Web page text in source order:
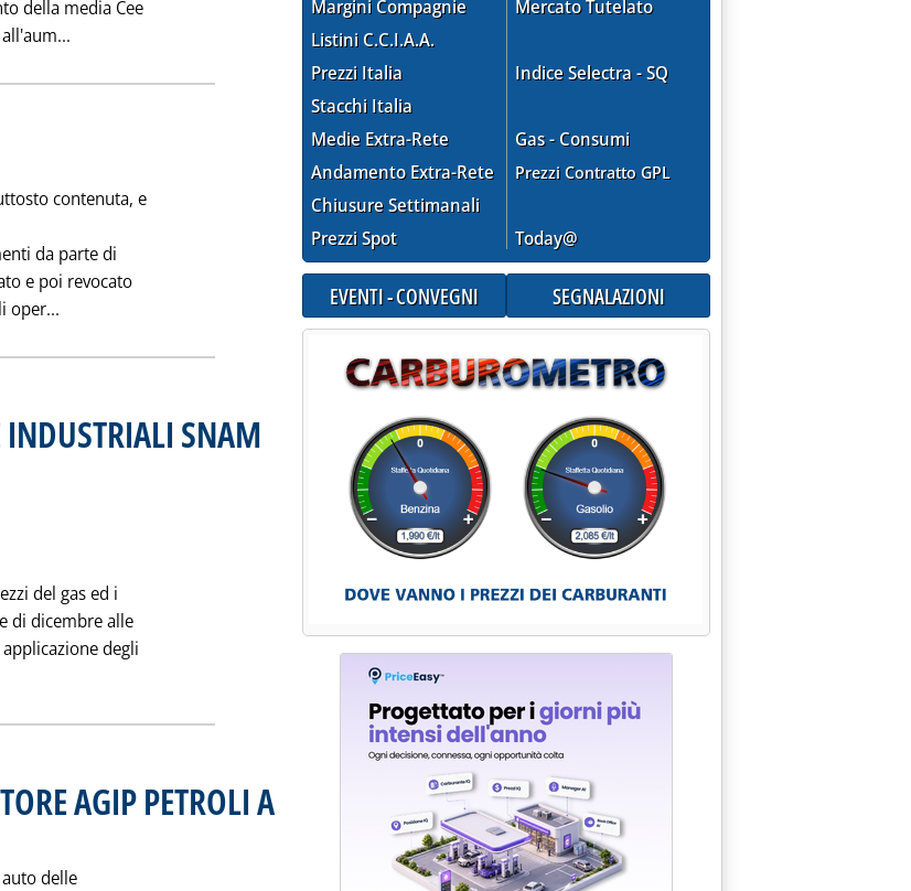
della media Cee
Leggi tutta la notizia: 'ANCORA IN AUMENTO LE MEDIE CEE - DI NUOVO POSITIVO STACCO SU GASOLIO
contenuta, e
da parte di
e poi revocato
oper... Leggi tutta la notizia: 'MERCATO INTERNO 30/1'
INDUSTRIALI SNAM
del gas ed i
di dicembre alle
degli
PREZZI FORNITURE INDUSTRIALI SNAM PER IL MESE DI DICEMBRE'
AGIP PETROLI A
delle
Margini Compagnie
Listini C.C.I.A.A.
Prezzi Italia
Stacchi Italia
Medie Extra-Rete
Andamento Extra-Rete
Chiusure Settimanali
Prezzi Spot
Mercato Tutelato
Indice Selectra - SQ
Gas - Consumi
Prezzi Contratto GPL
Today@
EVENTI - CONVEGNI SEGNALAZIONI